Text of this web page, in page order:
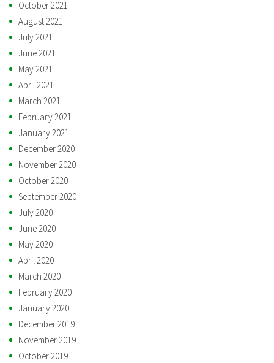
October 2021
August 2021
July 2021
June 2021
May 2021
April 2021
March 2021
February 2021
January 2021
December 2020
November 2020
October 2020
September 2020
July 2020
June 2020
May 2020
April 2020
March 2020
February 2020
January 2020
December 2019
November 2019
October 2019